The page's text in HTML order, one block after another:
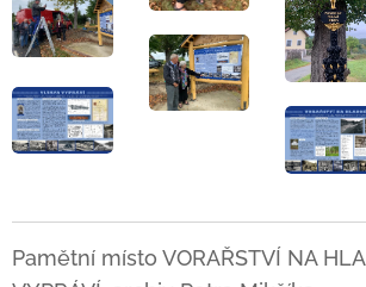
Pamětní místo VORAŘSTVÍ NA